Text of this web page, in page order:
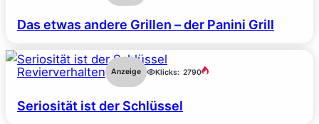
Das etwas andere Grillen – der Panini Grill
Revierverhalten Anzeige Klicks: 2790
Seriosität ist der Schlüssel